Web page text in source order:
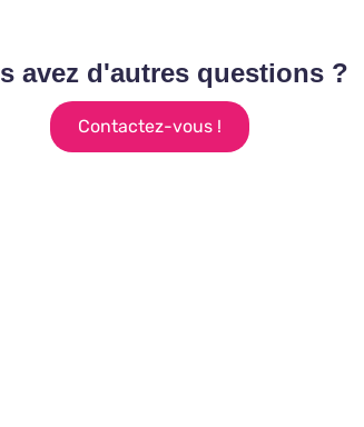
avez d'autres questions ?
Contactez-vous !